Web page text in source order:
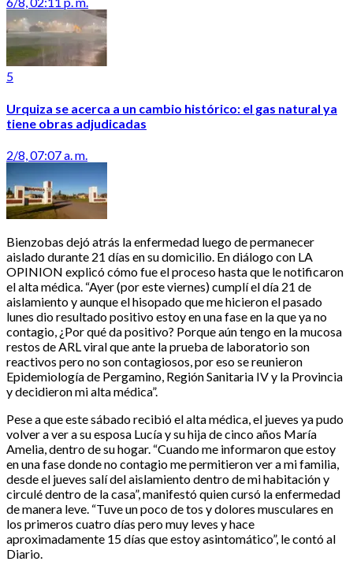
5
Urquiza se acerca a un cambio histórico: el gas natural ya
tiene obras adjudicadas
2/8, 07:07 a. m.
Bienzobas dejó atrás la enfermedad luego de permanecer
aislado durante 21 días en su domicilio. En diálogo con LA
OPINION explicó cómo fue el proceso hasta que le notificaron
el alta médica. “Ayer (por este viernes) cumplí el día 21 de
aislamiento y aunque el hisopado que me hicieron el pasado
lunes dio resultado positivo estoy en una fase en la que ya no
contagio, ¿Por qué da positivo? Porque aún tengo en la mucosa
restos de ARL viral que ante la prueba de laboratorio son
reactivos pero no son contagiosos, por eso se reunieron
Epidemiología de Pergamino, Región Sanitaria IV y la Provincia
y decidieron mi alta médica”.
Pese a que este sábado recibió el alta médica, el jueves ya pudo
volver a ver a su esposa Lucía y su hija de cinco años María
Amelia, dentro de su hogar. “Cuando me informaron que estoy
en una fase donde no contagio me permitieron ver a mi familia,
desde el jueves salí del aislamiento dentro de mi habitación y
circulé dentro de la casa”, manifestó quien cursó la enfermedad
de manera leve. “Tuve un poco de tos y dolores musculares en
los primeros cuatro días pero muy leves y hace
aproximadamente 15 días que estoy asintomático”, le contó al
Diario.